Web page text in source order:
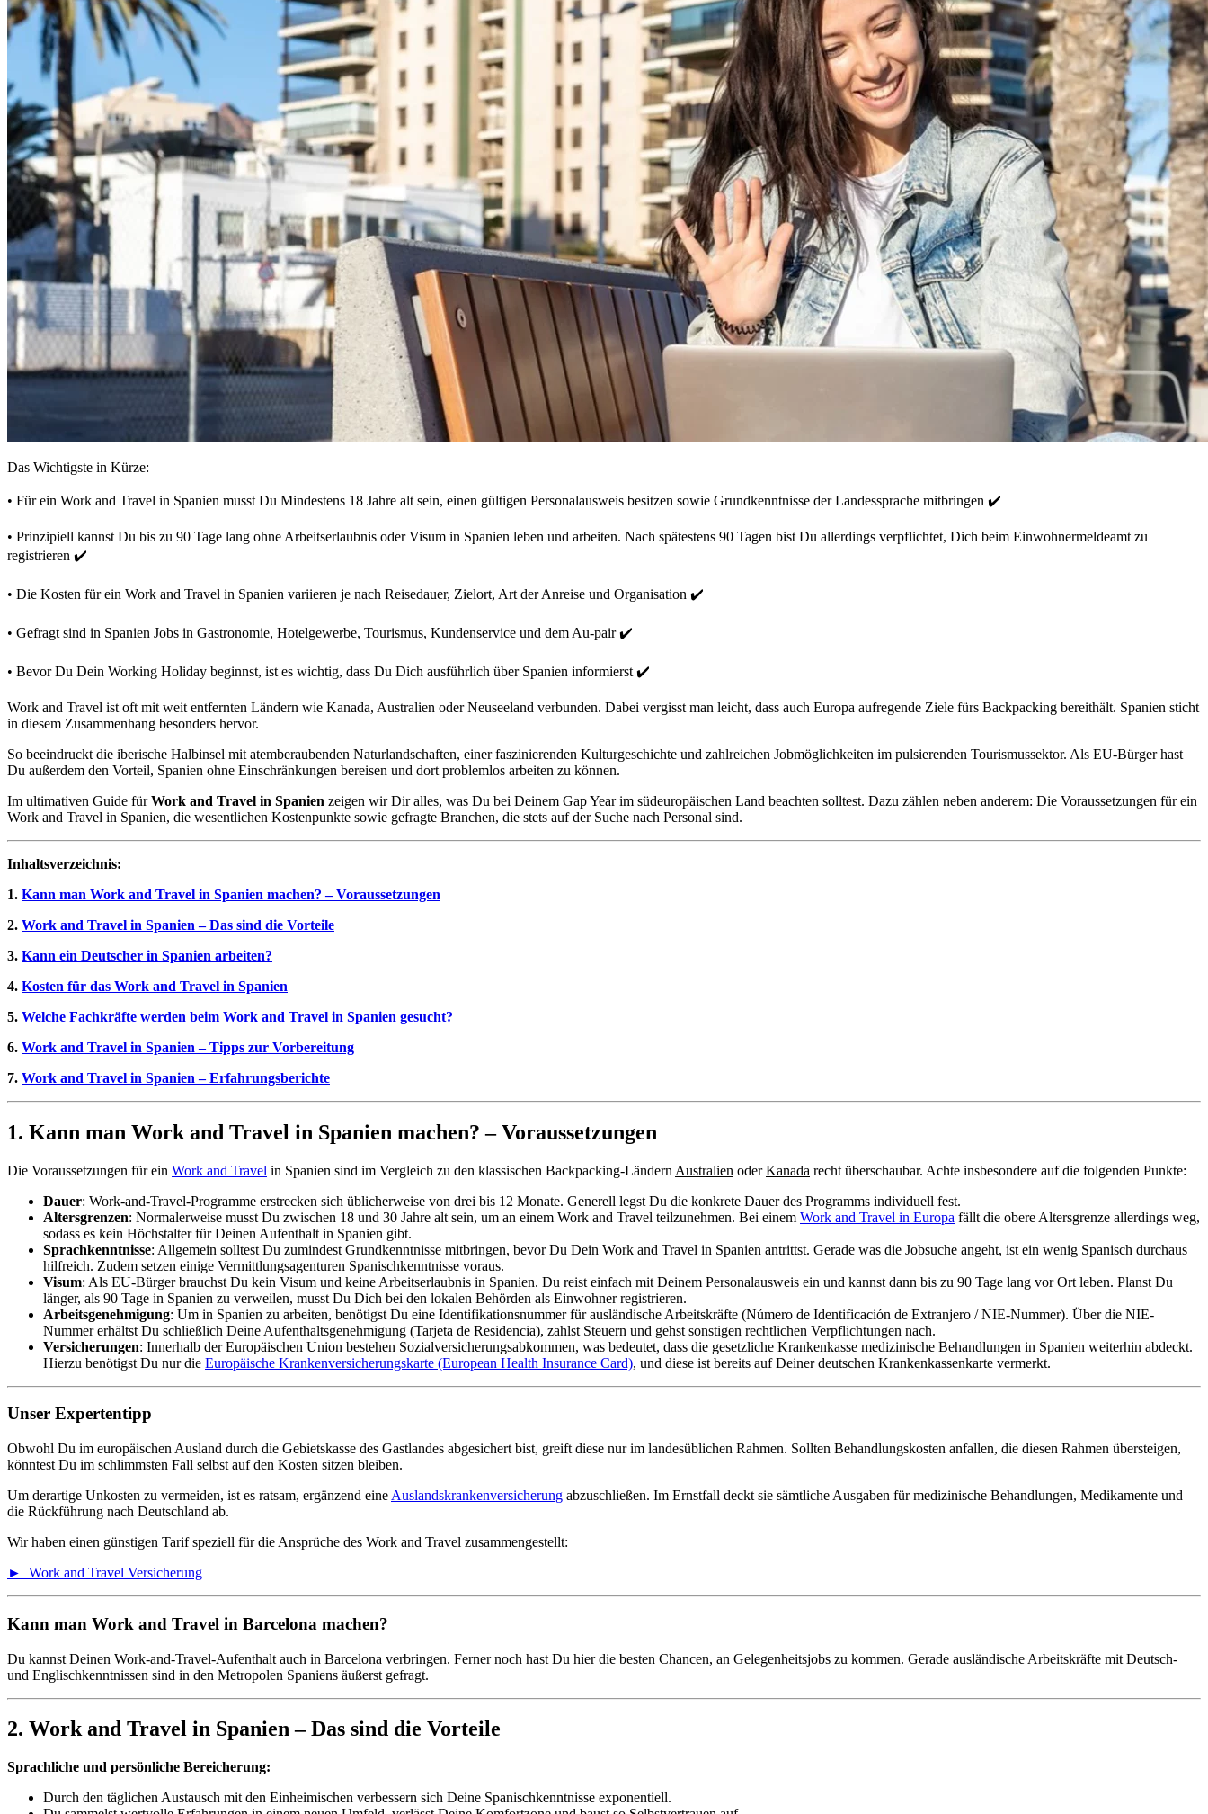
Das Wichtigste in Kürze:
• Für ein Work and Travel in Spanien musst Du Mindestens 18 Jahre alt sein, einen gültigen Personalausweis besitzen sowie Grundkenntnisse der Landessprache mitbringen ✔️
• Prinzipiell kannst Du bis zu 90 Tage lang ohne Arbeitserlaubnis oder Visum in Spanien leben und arbeiten. Nach spätestens 90 Tagen bist Du allerdings verpflichtet, Dich beim Einwohnermeldeamt zu
registrieren ✔️
• Die Kosten für ein Work and Travel in Spanien variieren je nach Reisedauer, Zielort, Art der Anreise und Organisation ✔️
• Gefragt sind in Spanien Jobs in Gastronomie, Hotelgewerbe, Tourismus, Kundenservice und dem Au-pair ✔️
• Bevor Du Dein Working Holiday beginnst, ist es wichtig, dass Du Dich ausführlich über Spanien informierst ✔️
Work and Travel ist oft mit weit entfernten Ländern wie Kanada, Australien oder Neuseeland verbunden. Dabei vergisst man leicht, dass auch Europa aufregende Ziele fürs Backpacking bereithält. Spanien sticht
in diesem Zusammenhang besonders hervor.
So beeindruckt die iberische Halbinsel mit atemberaubenden Naturlandschaften, einer faszinierenden Kulturgeschichte und zahlreichen Jobmöglichkeiten im pulsierenden Tourismussektor. Als EU-Bürger hast
Du außerdem den Vorteil, Spanien ohne Einschränkungen bereisen und dort problemlos arbeiten zu können.
Im ultimativen Guide fürWork and Travel in Spanien zeigen wir Dir alles, was Du bei Deinem Gap Year im südeuropäischen Land beachten solltest. Dazu zählen neben anderem: Die Voraussetzungen für ein
Work and Travel in Spanien, die wesentlichen Kostenpunkte sowie gefragte Branchen, die stets auf der Suche nach Personal sind.
Inhaltsverzeichnis:
1. Kann man Work and Travel in Spanien machen? – Voraussetzungen
2. Work and Travel in Spanien – Das sind die Vorteile
3. Kann ein Deutscher in Spanien arbeiten?
4. Kosten für das Work and Travel in Spanien
5. Welche Fachkräfte werden beim Work and Travel in Spanien gesucht?
6. Work and Travel in Spanien – Tipps zur Vorbereitung
7. Work and Travel in Spanien – Erfahrungsberichte
1. Kann man Work and Travel in Spanien machen? – Voraussetzungen
Die Voraussetzungen für ein Work and Travel in Spanien sind im Vergleich zu den klassischen Backpacking-Ländern Australien oderKanada recht überschaubar. Achte insbesondere auf die folgenden Punkte:
Dauer: Work-and-Travel-Programme erstrecken sich üblicherweise von drei bis 12 Monate. Generell legst Du die konkrete Dauer des Programms individuell fest.
Altersgrenzen: Normalerweise musst Du zwischen 18 und 30 Jahre alt sein, um an einem Work and Travel teilzunehmen. Bei einem Work and Travel in Europa fällt die obere Altersgrenze allerdings weg,
sodass es kein Höchstalter für Deinen Aufenthalt in Spanien gibt.
Sprachkenntnisse: Allgemein solltest Du zumindest Grundkenntnisse mitbringen, bevor Du Dein Work and Travel in Spanien antrittst. Gerade was die Jobsuche angeht, ist ein wenig Spanisch durchaus
hilfreich. Zudem setzen einige Vermittlungsagenturen Spanischkenntnisse voraus.
Visum: Als EU-Bürger brauchst Du kein Visum und keine Arbeitserlaubnis in Spanien. Du reist einfach mit Deinem Personalausweis ein und kannst dann bis zu 90 Tage lang vor Ort leben. Planst Du
länger, als 90 Tage in Spanien zu verweilen, musst Du Dich bei den lokalen Behörden als Einwohner registrieren.
Arbeitsgenehmigung: Um in Spanien zu arbeiten, benötigst Du eine Identifikationsnummer für ausländische Arbeitskräfte (Número de Identificación de Extranjero / NIE-Nummer). Über die NIE-
Nummer erhältst Du schließlich Deine Aufenthaltsgenehmigung (Tarjeta de Residencia), zahlst Steuern und gehst sonstigen rechtlichen Verpflichtungen nach.
Versicherungen: Innerhalb der Europäischen Union bestehen Sozialversicherungsabkommen, was bedeutet, dass die gesetzliche Krankenkasse medizinische Behandlungen in Spanien weiterhin abdeckt.
Hierzu benötigst Du nur die Europäische Krankenversicherungskarte (European Health Insurance Card), und diese ist bereits auf Deiner deutschen Krankenkassenkarte vermerkt.
Unser Expertentipp
Obwohl Du im europäischen Ausland durch die Gebietskasse des Gastlandes abgesichert bist, greift diese nur im landesüblichen Rahmen. Sollten Behandlungskosten anfallen, die diesen Rahmen übersteigen,
könntest Du im schlimmsten Fall selbst auf den Kosten sitzen bleiben.
Um derartige Unkosten zu vermeiden, ist es ratsam, ergänzend eine Auslandskrankenversicherung abzuschließen. Im Ernstfall deckt sie sämtliche Ausgaben für medizinische Behandlungen, Medikamente und
die Rückführung nach Deutschland ab.
Wir haben einen günstigen Tarif speziell für die Ansprüche des Work and Travel zusammengestellt:
► Work and Travel Versicherung
Kann man Work and Travel in Barcelona machen?
Du kannst Deinen Work-and-Travel-Aufenthalt auch in Barcelona verbringen. Ferner noch hast Du hier die besten Chancen, an Gelegenheitsjobs zu kommen. Gerade ausländische Arbeitskräfte mit Deutsch-
und Englischkenntnissen sind in den Metropolen Spaniens äußerst gefragt.
2. Work and Travel in Spanien – Das sind die Vorteile
Sprachliche und persönliche Bereicherung:
Durch den täglichen Austausch mit den Einheimischen verbessern sich Deine Spanischkenntnisse exponentiell.